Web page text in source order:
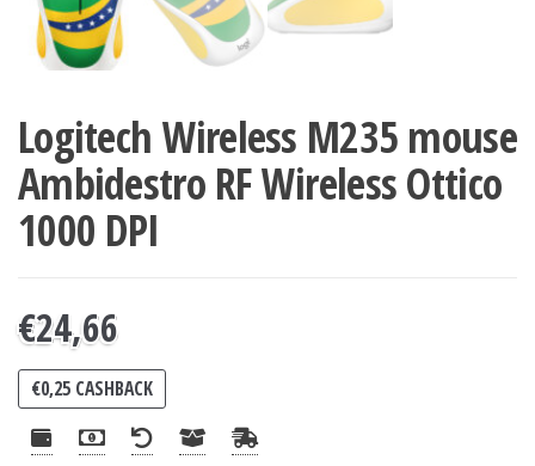
Logitech Wireless M235 mouse
Ambidestro RF Wireless Ottico
1000 DPI
€24,66
€0,25CASHBACK